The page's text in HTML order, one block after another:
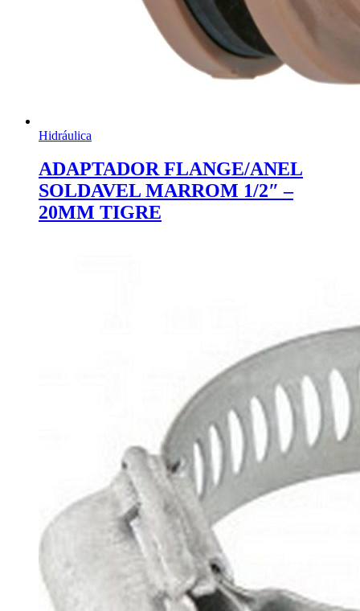
Hidráulica
ADAPTADOR FLANGE/ANEL
SOLDAVEL MARROM 1/2″ –
20MM TIGRE